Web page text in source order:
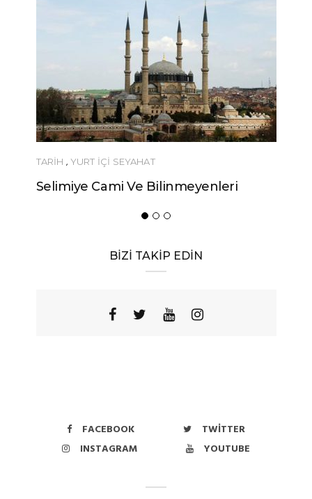
TARİH , YURT İÇİ SEYAHAT
Selimiye Cami Ve Bilinmeyenleri
BİZİ TAKİP EDİN
FACEBOOK
TWITTER
INSTAGRAM
YOUTUBE